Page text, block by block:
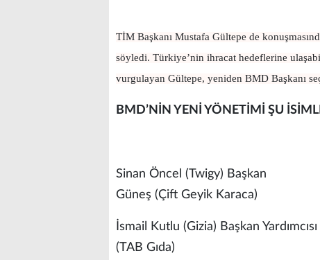
TİM Başkanı Mustafa Gültepe de
söyledi. Türkiye’nin ihracat hedeflerine
vurgulayan Gültepe, yeniden BMD Başkanı
BMD’NİN YENİ YÖNETİMİ ŞU
Sinan Öncel (Twigy)
Güneş (Çift Geyik Karaca)
İsmail Kutlu (Gizia) Başkan
(TAB Gıda)